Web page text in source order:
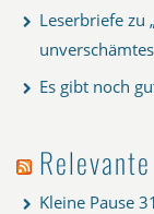
Leserbriefe zu
Es gibt noch
Kleine Pause